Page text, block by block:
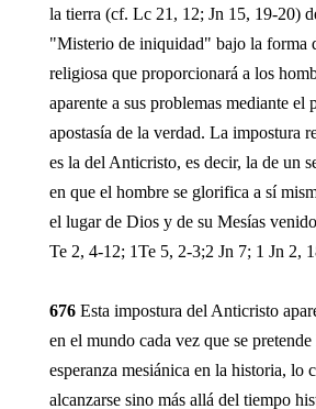
la tierra (cf. Lc 21, 12; Jn 15, 19-20)
"Misterio de iniquidad" bajo la forma
religiosa que proporcionará a los
aparente a sus problemas mediante el
apostasía de la verdad. La impostura
es la del Anticristo, es decir, la de un
en que el hombre se glorifica a sí
el lugar de Dios y de su Mesías
Te 2, 4-12; 1Te 5, 2-3;2 Jn 7; 1 Jn 2,
676 Esta impostura del Anticristo
en el mundo cada vez que se
esperanza mesiánica en la historia, lo
alcanzarse sino más allá del tiempo